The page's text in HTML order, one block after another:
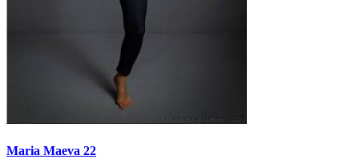
Maria Maeva 22